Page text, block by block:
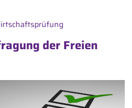
der Freien